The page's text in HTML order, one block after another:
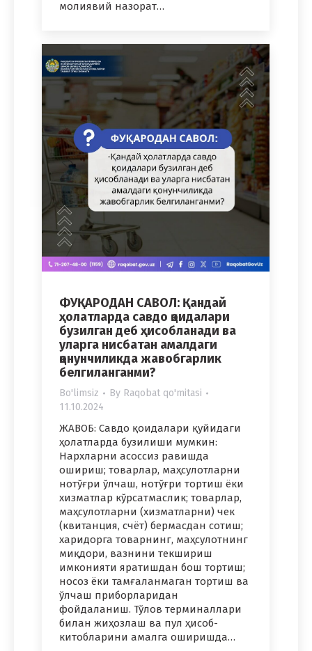
молиявий назорат…
ФУҚАРОДАН САВОЛ: Қандай
ҳолатларда савдо қоидалари
бузилган деб ҳисобланади ва
уларга нисбатан амалдаги
қонунчиликда жавобгарлик
белгиланганми?
Bo'limsiz By Raqobat qo'mitasi
11.10.2024
ЖАВОБ: Савдо қоидалари қуйидаги
ҳолатларда бузилиши мумкин:
Нархларни асоссиз равишда
ошириш; товарлар, маҳсулотларни
нотўғри ўлчаш, нотўғри тортиш ёки
хизматлар кўрсатмаслик; товарлар,
маҳсулотларни (хизматларни) чек
(квитанция, счёт) бермасдан сотиш;
харидорга товарнинг, маҳсулотнинг
миқдори, вазнини текшириш
имконияти яратишдан бош тортиш;
носоз ёки тамғаланмаган тортиш ва
ўлчаш приборларидан
фойдаланиш. Тўлов терминаллари
билан жиҳозлаш ва пул ҳисоб-
китобларини амалга оширишда…